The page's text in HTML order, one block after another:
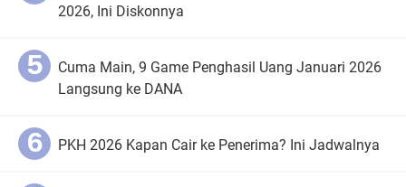
2026, Ini Diskonnya
Cuma Main, 9 Game Penghasil Uang Januari 2026
Langsung ke DANA
PKH 2026 Kapan Cair ke Penerima? Ini Jadwalnya